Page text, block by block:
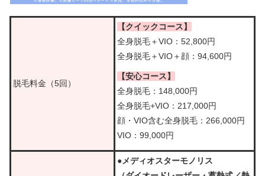
脱毛料金（5回）
【クイックコース】
全身脱毛＋VIO：52,800円
全身脱毛＋VIO＋顔：94,600円
【安心コース】
全身脱毛：148,000円
全身脱毛+VIO：217,000円
顔・VIO含む全身脱毛：266,000円
VIO：99,000円
●メディオスターモノリス